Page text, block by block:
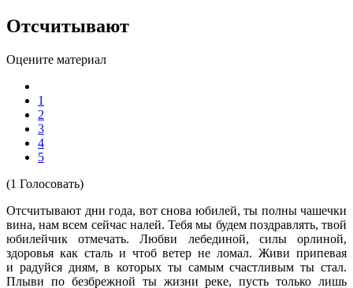
Отсчитывают
Оцените материал
1
2
3
4
5
(1 Голосовать)
Отсчитывают дни года, вот снова юбилей, ты полны чашечки
вина, нам всем сейчас налей. Тебя мы будем поздравлять, твой
юбилейчик отмечать. Любви лебединой, силы орлиной,
здоровья как сталь и чтоб ветер не ломал. Живи припевая
и радуйся дням, в которых ты самым счастливым ты стал.
Плыви по безбрежной ты жизни реке, пусть только лишь